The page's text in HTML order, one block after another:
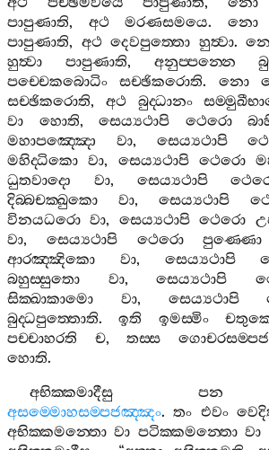
පාපුණාති, අථ මරණසමයෙ. නො
පාපුණාති, අථ දෙවපුත‍්තො හුත්‍වා.
හුත්‍වා
පාපුණාති, අනුප‍්පන‍්නෙ
පච‍්චෙකබොධිං
සච‍්ඡිකරොති. නො
සච‍්ඡිකරොති, අථ බුද‍්ධානං
වා
හොති,සෙය්‍යථාපි ථෙරො
මහාපඤ‍්ඤො
වා, සෙය්‍යථාපි
මහිද‍්ධිකො වා, සෙය්‍යථාපි ථෙරො
ධුතවාදො
වා, සෙය්‍යථාපි
දිබ‍්බචක‍්ඛුකො
වා, සෙය්‍යථාපි
විනයධරො වා, සෙය්‍යථාපි ථෙරො
වා, සෙය්‍යථාපි ථෙරො පුණ‍්ණො
ආරඤ‍්ඤිකො
වා, සෙය්‍යථාපි
බහුස‍්සුතො
වා, සෙය්‍යථාපි
සික‍්ඛාකාමො
වා, සෙය්‍යථාපි
බුද‍්ධපුත‍්තොති.ඉති ඉමස‍්මිං
පච‍්චාහරති
ච, තස‍්ස
හොති.
අභික‍්කමාදීසු
පන
අසම‍්මොහසම‍්පජඤ‍්ඤං.තං එවං
අභික‍්කමන‍්තො වා පටික‍්කමන‍්තො වා